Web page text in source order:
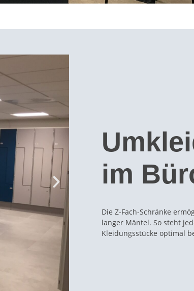
im
Die Z-Fach-Schränke
langer Mäntel. So steht
Kleidungsstücke optimal